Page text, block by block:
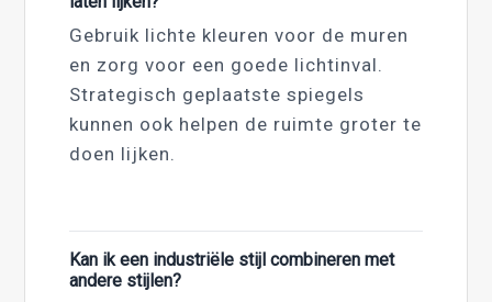
Gebruik lichte kleuren voor de muren
en zorg voor een goede lichtinval.
Strategisch geplaatste spiegels
kunnen ook helpen de ruimte groter te
doen lijken.
Kan ik een industriële stijl combineren met
andere stijlen?